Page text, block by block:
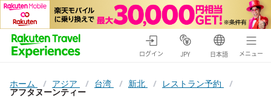
ログイン JPY 日本語 メニュー
ホーム / アジア / 台湾 / 新北 / レストラン予約 /
アフタヌーンティー